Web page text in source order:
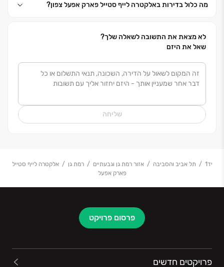
הפרויקטים של אלקטרה מגורים מצטיינים באיכות בנייה
טכנולוגיות חדשניות ותפיסה אדריכלית יצירתית ומתקדמת.
מהקבוצות הוותיקות והאיתנות בישראל. שיתוף הפעולה
המושלם בין חברות הקבוצה מאפשר מתן מעטפת כוללת על
התכנון, הבנייה וכלה בשירות הלקוחות לאחר המסירה.
מה כלול בדירות באלקטרה לייף סטייל פארק אפעל צפון?
לא מצאת את התשובה לשאלה שלך?
שאל את היזם
שליחה
יד1 תל אביב והסביבה אזור רמת גן וגבעתיים רמת גן
אלקטרה לייף סטייל
פארק אפעל
פרסום פרויקט
פרויקטים חדשים